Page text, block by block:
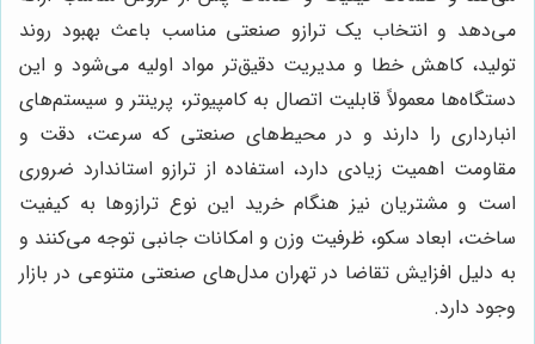
می‌دهد و انتخاب یک ترازو صنعتی مناسب باعث بهبود روند
تولید، کاهش خطا و مدیریت دقیق‌تر مواد اولیه می‌شود و این
دستگاه‌ها معمولاً قابلیت اتصال به کامپیوتر، پرینتر و سیستم‌های
انبارداری را دارند و در محیط‌های صنعتی که سرعت، دقت و
مقاومت اهمیت زیادی دارد، استفاده از ترازو استاندارد ضروری
است و مشتریان نیز هنگام خرید این نوع ترازوها به کیفیت
ساخت، ابعاد سکو، ظرفیت وزن و امکانات جانبی توجه می‌کنند و
به دلیل افزایش تقاضا در تهران مدل‌های صنعتی متنوعی در بازار
وجود دارد.